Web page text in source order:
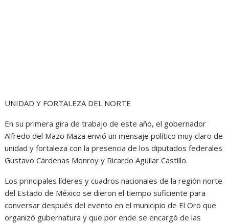
UNIDAD Y FORTALEZA DEL NORTE
En su primera gira de trabajo de este año, el gobernador
Alfredo del Mazo Maza envió un mensaje político muy claro de
unidad y fortaleza con la presencia de los diputados federales
Gustavo Cárdenas Monroy y Ricardo Aguilar Castillo.
Los principales líderes y cuadros nacionales de la región norte
del Estado de México se dieron el tiempo suficiente para
conversar después del evento en el municipio de El Oro que
organizó gubernatura y que por ende se encargó de las